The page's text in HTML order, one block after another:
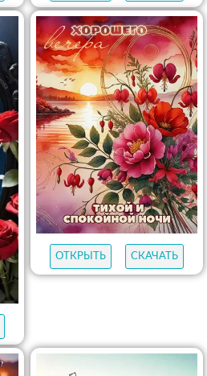
ОТКРЫТЬ СКАЧАТЬ